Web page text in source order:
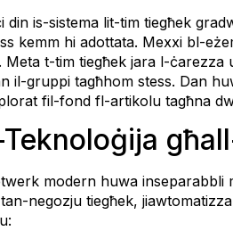
din is-sistema lit-tim tiegħek
kemm hi adottata. Mexxi bl-
Meta t-tim tiegħek jara l-
il-gruppi tagħhom stess. Dan
fil-fond fl-artikolu tagħna
modern huwa inseparabbli
negozju tiegħek,